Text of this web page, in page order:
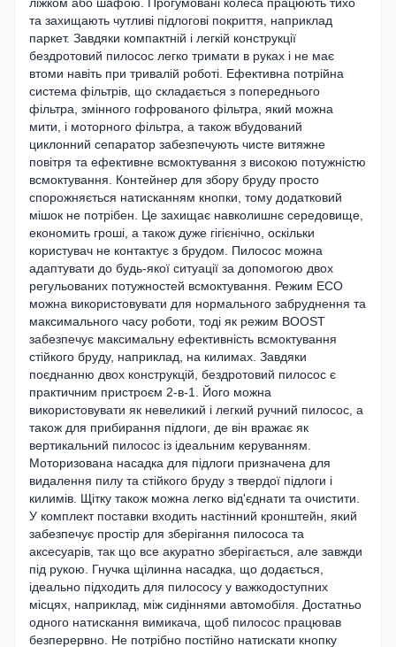
та захищають чутливі підлогові покриття, наприклад
паркет. Завдяки компактній і легкій конструкції
бездротовий пилосос легко тримати в руках і не має
втоми навіть при тривалій роботі. Ефективна потрійна
система фільтрів, що складається з попереднього
фільтра, змінного гофрованого фільтра, який можна
мити, і моторного фільтра, а також вбудований
циклонний сепаратор забезпечують чисте витяжне
повітря та ефективне всмоктування з високою потужністю
всмоктування. Контейнер для збору бруду просто
спорожняється натисканням кнопки, тому додатковий
мішок не потрібен. Це захищає навколишнє середовище,
економить гроші, а також дуже гігієнічно, оскільки
користувач не контактує з брудом. Пилосос можна
адаптувати до будь-якої ситуації за допомогою двох
регульованих потужностей всмоктування. Режим ECO
можна використовувати для нормального забруднення та
максимального часу роботи, тоді як режим BOOST
забезпечує максимальну ефективність всмоктування
стійкого бруду, наприклад, на килимах. Завдяки
поєднанню двох конструкцій, бездротовий пилосос є
практичним пристроєм 2-в-1. Його можна
використовувати як невеликий і легкий ручний пилосос, а
також для прибирання підлоги, де він вражає як
вертикальний пилосос із ідеальним керуванням.
Моторизована насадка для підлоги призначена для
видалення пилу та стійкого бруду з твердої підлоги і
килимів. Щітку також можна легко від'єднати та очистити.
У комплект поставки входить настінний кронштейн, який
забезпечує простір для зберігання пилососа та
аксесуарів, так що все акуратно зберігається, але завжди
під рукою. Гнучка щілинна насадка, що додається,
ідеально підходить для пилососу у важкодоступних
місцях, наприклад, між сидіннями автомобіля. Достатньо
одного натискання вимикача, щоб пилосос працював
безперервно. Не потрібно постійно натискати кнопку